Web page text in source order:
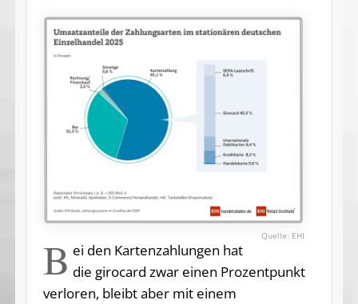
EHI
B ei den Kartenzahlungen hat
die girocard zwar einen Prozentpunkt
verloren, bleibt aber mit einem